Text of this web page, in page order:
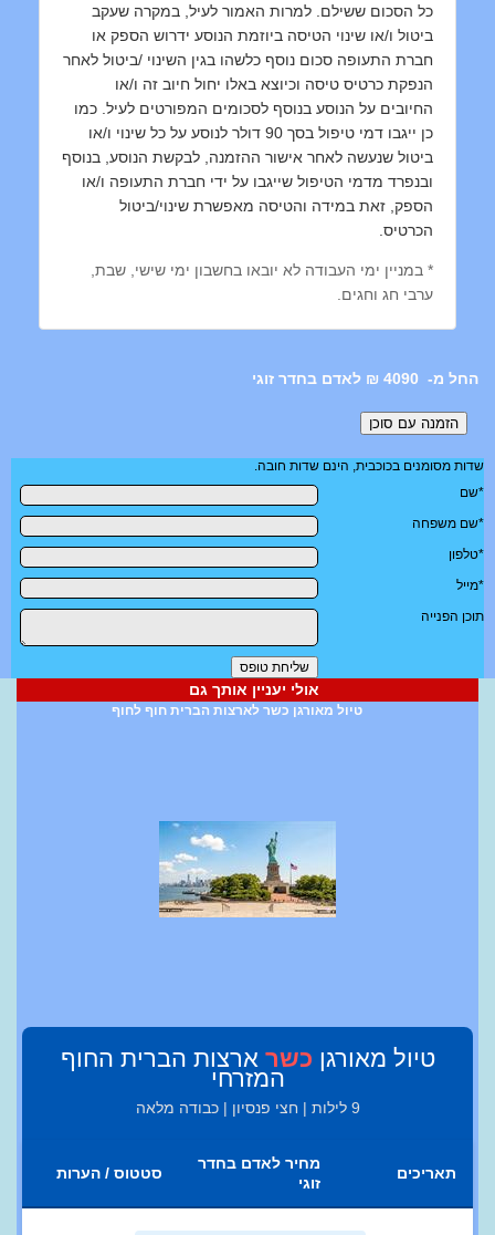
כל הסכום ששילם. למרות האמור לעיל, במקרה שעקב
ביטול ו/או שינוי הטיסה ביוזמת הנוסע ידרוש הספק או
חברת התעופה סכום נוסף כלשהו בגין השינוי /ביטול לאחר
הנפקת כרטיס טיסה וכיוצא באלו יחול חיוב זה ו/או
החיובים על הנוסע בנוסף לסכומים המפורטים לעיל. כמו
כן ייגבו דמי טיפול בסך 90 דולר לנוסע על כל שינוי ו/או
ביטול שנעשה לאחר אישור ההזמנה, לבקשת הנוסע, בנוסף
ובנפרד מדמי הטיפול שייגבו על ידי חברת התעופה ו/או
הספק, זאת במידה והטיסה מאפשרת שינוי/ביטול
הכרטיס.
* במניין ימי העבודה לא יובאו בחשבון ימי שישי, שבת,
ערבי חג וחגים.
4090 ₪ לאדם בחדר זוגי
שדות מסומנים בכוכבית, הינם שדות חובה.
*שם
*שם משפחה
*טלפון
*מייל
תוכן הפנייה
אולי יעניין אותך גם
טיול מאורגן כשר לארצות הברית חוף לחוף
טיול מאורגן כשר ארצות הברית החוף
המזרחי
9 לילות | חצי פנסיון | כבודה מלאה
תאריכים
מחיר לאדם בחדר
זוגי
סטטוס / הערות